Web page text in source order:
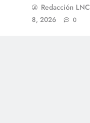
Redacción LNC
8, 2026
0